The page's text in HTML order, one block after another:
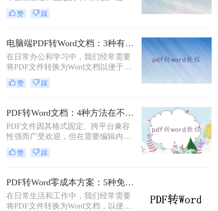
用。然而，在需要对内容进行编辑
时，我们往往需要将其转换为Word文
呢？本文将介绍三种常用的免费方法
来实现这一目标。
赞 踩
电脑端PDF转Word文档：3种有效方法的具体操作步骤！
在日常办公和学习中，我们经常需要
将PDF文件转换为Word文档以便于编
辑和修改。那么电脑上pdf怎么转换成
word文档呢？本文将介绍三种将PDF
完成PDF到Word的转换。
赞 踩
PDF转Word文档：4种方法在不同文件类型下的转换效果！
PDF文件因其格式固定、跨平台兼容
性强而广受欢迎，但在需要编辑内容
时，将其转换为可编辑的Word文档成
为刚需。那么pdf怎么转换成word文档
法，助您高效完成格式转换。
赞 踩
PDF转Word零成本方案：5种免费路径的适用边界和效果评估！
在日常生活和工作中，我们经常需要
将PDF文件转换为Word文档，以便进